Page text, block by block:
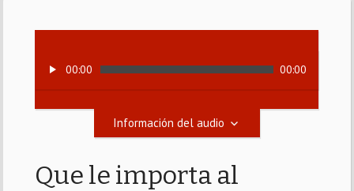
00:00 00:00
Información del audio
Que le importa al